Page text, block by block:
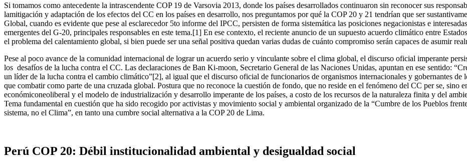
Si tomamos como antecedente la intrascendente COP 19 de Varsovia 2013, donde los países desarrollados continuaron sin reconocer sus
lamitigación y adaptación de los efectos del CC en los países en desarrollo, nos preguntamos por qué la COP 20 y 21 tendrían que ser
Global, cuando es evidente que pese al esclarecedor 5to informe del IPCC, persisten de forma sistemática las posiciones negacionistas e
emergentes del G-20, principales responsables en este tema.[1] En ese contexto, el reciente anuncio de un supuesto acuerdo climático entre
el problema del calentamiento global, si bien puede ser una señal positiva quedan varias dudas de cuánto compromiso serán capaces de asumir
Pese al poco avance de la comunidad internacional de lograr un acuerdo serio y vinculante sobre el clima global, el discurso oficial imperante
los desafíos de la lucha contra el CC. Las declaraciones de Ban Ki-moon, Secretario General de las Naciones Unidas, apuntan en ese sentido:
un líder de la lucha contra el cambio climático”[2], al igual que el discurso oficial de funcionarios de organismos internacionales y gobernantes de
que combatir como parte de una cruzada global. Postura que no reconoce la cuestión de fondo, que no reside en el fenómeno del CC per se, sino
económiconeoliberal y el modelo de industrialización y desarrollo imperante de los países, a costo de los recursos de la naturaleza finita y del
Tema fundamental en cuestión que ha sido recogido por activistas y movimiento social y ambiental organizado de la “Cumbre de los Pueblos
sistema, no el Clima”, en tanto una cumbre social alternativa a la COP 20 de Lima.
Perú COP 20: Débil institucionalidad ambiental y desigualdad social